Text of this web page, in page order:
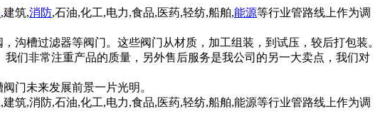
,建筑,消防,石油,化工,电力,食品,医药,轻纺,船舶,能源等行业管路线上作为调
沟槽过滤器等阀门。这些阀门从材质，加工组装，到试压，较后打包装。
们非常注重产品的质量，另外售后服务是我公司的另一大卖点，我们对
门未来发展前景一片光明。
筑,消防,石油,化工,电力,食品,医药,轻纺,船舶,能源等行业管路线上作为调